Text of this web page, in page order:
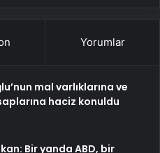
Yorumlar
mal varlıklarına ve
haciz konuldu
Bir yanda ABD, bir